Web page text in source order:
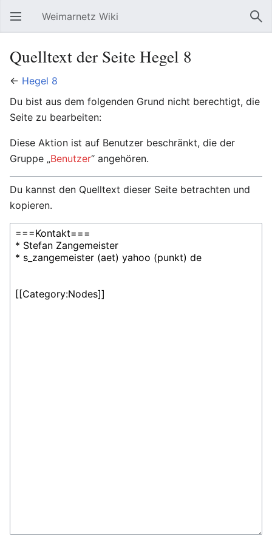
Hauptmenü öffnen Weimarnetz Wiki
Quelltext der Seite Hegel 8
← Hegel 8
Du bist aus dem folgenden Grund nicht berechtigt, die
Seite zu bearbeiten:
Diese Aktion ist auf Benutzer beschränkt, die der
Gruppe „Benutzer“ angehören.
Du kannst den Quelltext dieser Seite betrachten und
kopieren.